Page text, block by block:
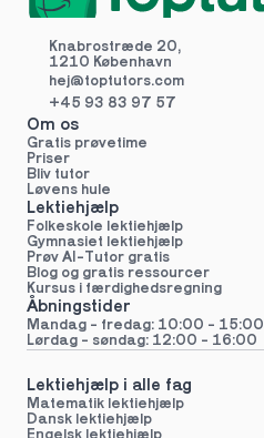
Knabrostræde 20,
1210 København
hej@toptutors.com
+45 93 83 97 57
Om os
Gratis prøvetime
Priser
Bliv tutor
Løvens hule
Lektiehjælp
Folkeskole lektiehjælp
Gymnasiet lektiehjælp
Prøv AI-Tutor gratis
Blog og gratis ressourcer
Kursus i færdighedsregning
Åbningstider
Mandag - fredag: 10:00 - 15:00
Lørdag - søndag: 12:00 - 16:00
Lektiehjælp i alle fag
Matematik lektiehjælp
Dansk lektiehjælp